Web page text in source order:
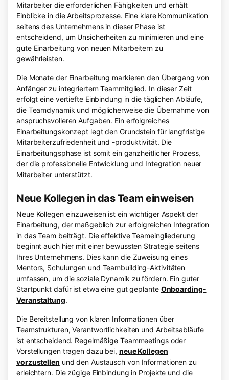
Mitarbeiter die erforderlichen Fähigkeiten und erhält
Einblicke in die Arbeitsprozesse. Eine klare Kommunikation
seitens des Unternehmens in dieser Phase ist
entscheidend, um Unsicherheiten zu minimieren und eine
gute Einarbeitung von neuen Mitarbeitern zu
gewährleisten.
Die Monate der Einarbeitung markieren den Übergang von
Anfänger zu integriertem Teammitglied. In dieser Zeit
erfolgt eine vertiefte Einbindung in die täglichen Abläufe,
die Teamdynamik und möglicherweise die Übernahme von
anspruchsvolleren Aufgaben. Ein erfolgreiches
Einarbeitungskonzept legt den Grundstein für langfristige
Mitarbeiterzufriedenheit und -produktivität. Die
Einarbeitungsphase ist somit ein ganzheitlicher Prozess,
der die professionelle Entwicklung und Integration neuer
Mitarbeiter unterstützt.
Neue Kollegen in das Team einweisen
Neue Kollegen einzuweisen ist ein wichtiger Aspekt der
Einarbeitung, der maßgeblich zur erfolgreichen Integration
in das Team beiträgt. Die effektive Teameingliederung
beginnt auch hier mit einer bewussten Strategie seitens
Ihres Unternehmens. Dies kann die Zuweisung eines
Mentors, Schulungen und Teambuilding-Aktivitäten
umfassen, um die soziale Dynamik zu fördern. Ein guter
Startpunkt dafür ist etwa eine gut geplante Onboarding-
Veranstaltung.
Die Bereitstellung von klaren Informationen über
Teamstrukturen, Verantwortlichkeiten und Arbeitsabläufe
ist entscheidend. Regelmäßige Teammeetings oder
Vorstellungen tragen dazu bei, neue Kollegen
vorzustellen und den Austausch von Informationen zu
erleichtern. Die zügige Einbindung in Projekte und die